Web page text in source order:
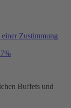
Zustimmung
Buffets und